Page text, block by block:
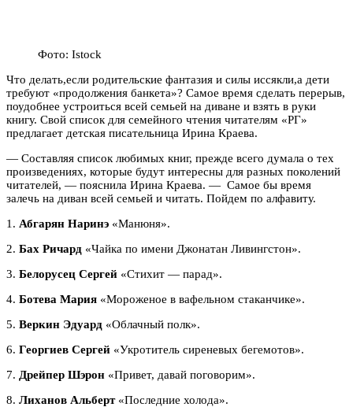
Фото: Istock
Что делать,если родительские фантазия и силы иссякли,а дети
требуют «продолжения банкета»? Самое время сделать перерыв,
поудобнее устроиться всей семьей на диване и взять в руки
книгу. Свой список для семейного чтения читателям «РГ»
предлагает детская писательница Ирина Краева.
— Составляя список любимых книг, прежде всего думала о тех
произведениях, которые будут интересны для разных поколений
читателей, — пояснила Ирина Краева. — Самое бы время
залечь на диван всей семьей и читать. Пойдем по алфавиту.
1. Абгарян Наринэ «Манюня».
2. Бах Ричард «Чайка по имени Джонатан Ливингстон».
3. Белорусец Сергей «Стихит — парад».
4. Ботева Мария «Мороженое в вафельном стаканчике».
5. Веркин Эдуард «Облачный полк».
6. Георгиев Сергей «Укротитель сиреневых бегемотов».
7. Дрейпер Шэрон «Привет, давай поговорим».
8. Лиханов Альберт«Последние холода».